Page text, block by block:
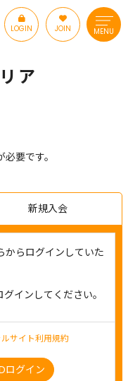
LOGIN JOIN MENU
ア
要です。
新規入会
らログインしていた
インしてください。
サイト利用規約
ログイン